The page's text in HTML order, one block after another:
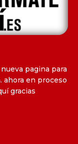
pagina para
ahora en proceso
gracias